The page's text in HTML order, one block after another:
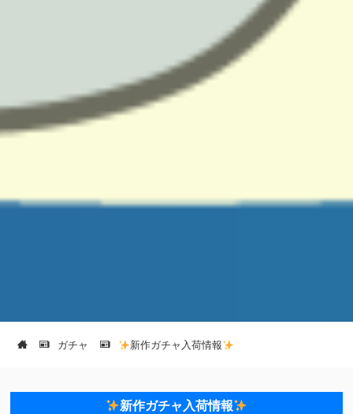
ガチャ 新作ガチャ入荷情報
新作ガチャ入荷情報